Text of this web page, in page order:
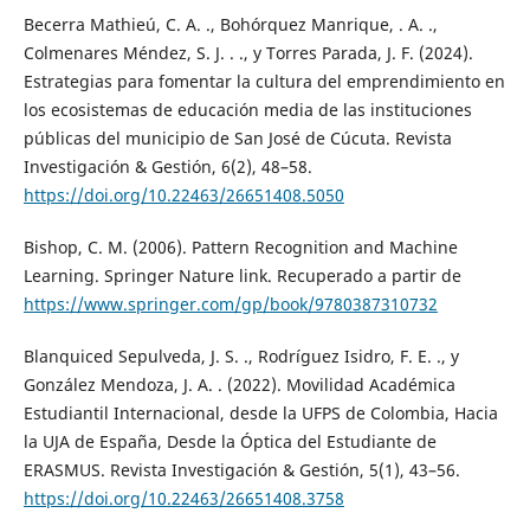
Becerra Mathieú, C. A. ., Bohórquez Manrique, . A. .,
Colmenares Méndez, S. J. . ., y Torres Parada, J. F. (2024).
Estrategias para fomentar la cultura del emprendimiento en
los ecosistemas de educación media de las instituciones
públicas del municipio de San José de Cúcuta. Revista
Investigación & Gestión, 6(2), 48–58.
https://doi.org/10.22463/26651408.5050
Bishop, C. M. (2006). Pattern Recognition and Machine
Learning. Springer Nature link. Recuperado a partir de
https://www.springer.com/gp/book/9780387310732
Blanquiced Sepulveda, J. S. ., Rodríguez Isidro, F. E. ., y
González Mendoza, J. A. . (2022). Movilidad Académica
Estudiantil Internacional, desde la UFPS de Colombia, Hacia
la UJA de España, Desde la Óptica del Estudiante de
ERASMUS. Revista Investigación & Gestión, 5(1), 43–56.
https://doi.org/10.22463/26651408.3758